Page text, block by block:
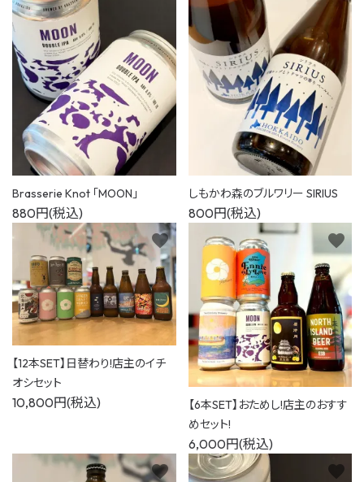
Brasserie Knot 「MOON」
880円(税込)
しもかわ森のブルワリー SIRIUS
800円(税込)
【12本SET】日替わり!店主のイチ
オシセット
10,800円(税込)
favorite
【6本SET】おためし!店主のおすす
めセット!
6,000円(税込)
favorite
favorite favorite